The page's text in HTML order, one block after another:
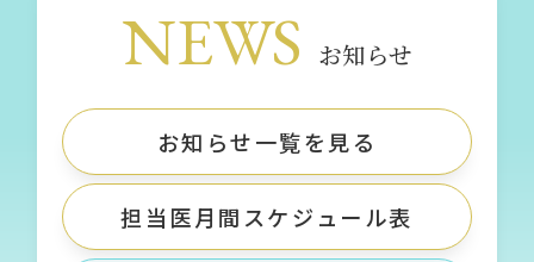
NEWS お知らせ
お知らせ一覧を見る
担当医月間スケジュール表